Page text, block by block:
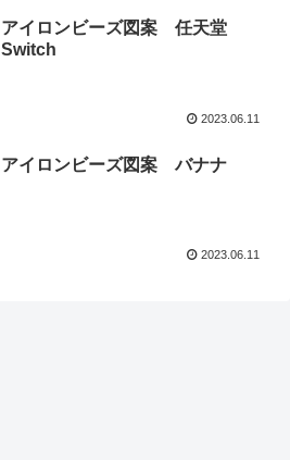
アイロンビーズ図案 任天堂
Switch
2023.06.11
アイロンビーズ図案 バナナ
2023.06.11